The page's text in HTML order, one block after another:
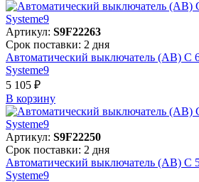
Артикул: S9F22263
Срок поставки: 2 дня
Автоматический выключатель (АВ) C
Systeme9
5 105 ₽
В корзинy
Артикул: S9F22250
Срок поставки: 2 дня
Автоматический выключатель (АВ) C
Systeme9